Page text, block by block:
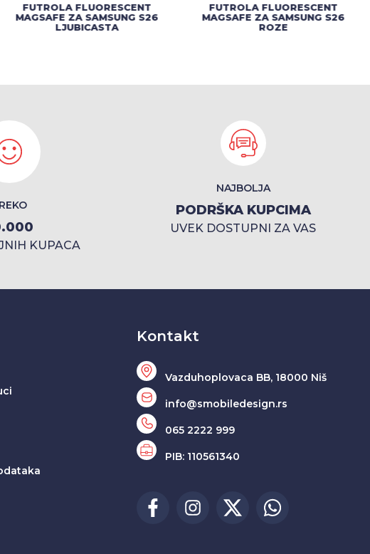
FUTROLA FLUORESCENT
MAGSAFE ZA SAMSUNG S26
LJUBICASTA
FUTROLA FLUORESCENT
MAGSAFE ZA SAMSUNG S26
ROZE
KUPACA
NAJBOLJA
PODRŠKA KUPCIMA
UVEK DOSTUPNI ZA VAS
Kontakt
Vazduhoplovaca BB, 18000 Niš
info@smobiledesign.rs
065 2222 999
PIB: 110561340